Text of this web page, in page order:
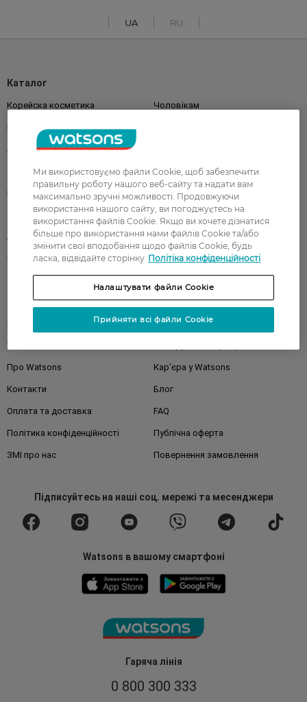
UA RU
Гаряча лінія
0 800 300 333
Каталог
Корейска косметика Чоловікам
Парфуми
Акції
Обличчя Тіло
Подарунки Діти
Волосся
Аксесуари Дерматокосметика
Бренди
Клієнтам
Магазини
Watsons Club
Про Watsons Кар'єра у Watsons
Контакти Блог
Оплата та доставка FAQ
Політика конфіденційності Публічна оферта
ЗМІ про нас Повернення замовлення
Підписуйтесьна наші соц. мережі та месенджери
Watsons в вашому смартфоні
Ми використовуємо файли Cookie, щоб забезпечити
правильну роботу нашого веб-сайту та надати вам
максимально зручні можливості. Продовжуючи
використання нашого сайту, ви погоджуєтесь на
використання файлів Cookie. Якщо ви хочете дізнатися
більше про використання нами файлів Cookie та/або
змінити свої вподобання щодо файлів Cookie, будь
ласка, відвідайте сторінку Політіка конфіденційності
Налаштувати файли Cookie
Прийняти всі файли Cookie